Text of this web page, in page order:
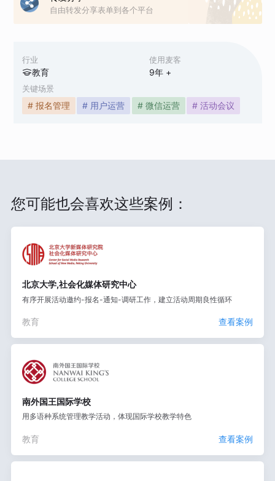
行业
教育
使用麦客
9年 +
关键场景
# 报名管理 # 用户运营 # 微信运营 # 活动会议
自由转发分享表单到各个平台
您可能也会喜欢这些案例：
北京大学,社会化媒体研究中心
有序开展活动邀约-报名-通知-调研工作，建立活动周期良性循环
教育 查看案例
南外国王国际学校
用多语种系统管理教学活动，体现国际学校教学特色
教育 查看案例